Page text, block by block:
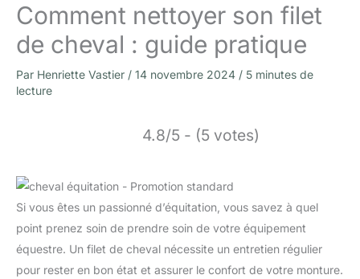
Comment nettoyer son filet
de cheval : guide pratique
Par Henriette Vastier / 14 novembre 2024 / 5 minutes de
lecture
4.8/5 - (5 votes)
Si vous êtes un passionné d’équitation, vous savez à quel
point prenez soin de prendre soin de votre équipement
équestre. Un filet de cheval nécessite un entretien régulier
pour rester en bon état et assurer le confort de votre monture.